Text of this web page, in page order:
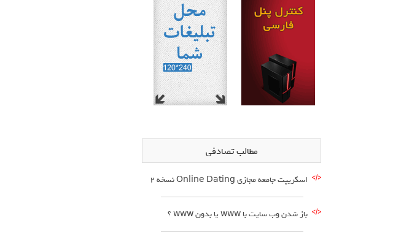
مطالب تصادفی
اسکریپت جامعه مجازی Online Dating نسخه 2
باز شدن وب سایت با www یا بدون www ؟